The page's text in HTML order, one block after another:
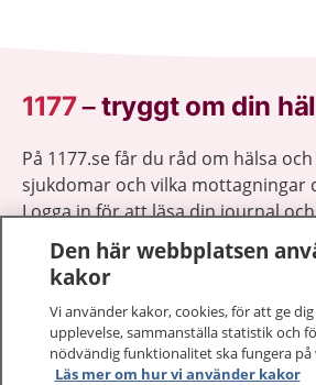
1177–tryggt om din
På 1177.se får du råd om hälsa
sjukdomar och vilka mottagningar
Logga in för att läsa din journal
vårdärenden. Ring telefonnummer
sjukvårdsrådgivning dygnet runt.
1177 ger dig råd när du vill må
Den här webbplatsen
kakor
Vi använder kakor, cookies, för att ge
upplevelse, sammanställa statistik och
nödvändig funktionalitet ska fungera på
Läs mer om hur vi använder kakor